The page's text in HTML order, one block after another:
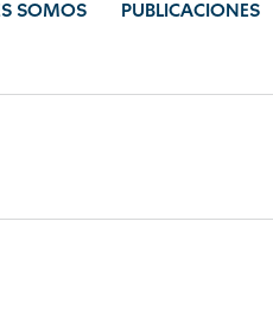
SOMOS PUBLICACIONES